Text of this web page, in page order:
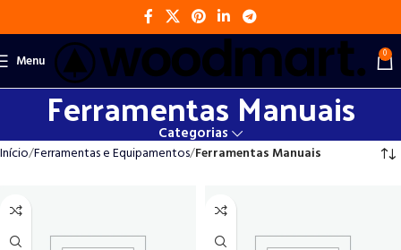
Menu 0
Ferramentas Manuais
Categorias
Início Ferramentas e Equipamentos Ferramentas Manuais